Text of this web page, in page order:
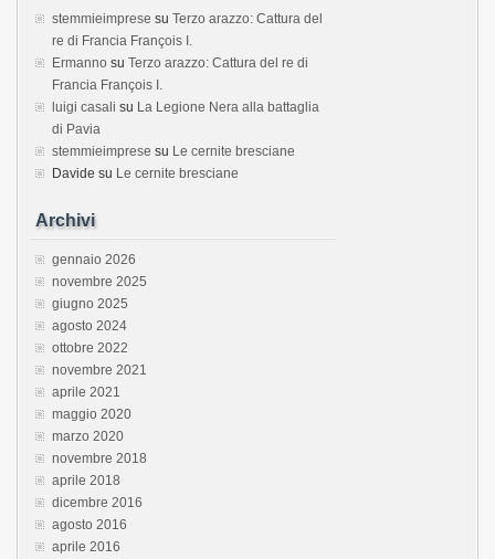
stemmieimprese su Terzo arazzo: Cattura del
re di Francia François I.
Ermanno su Terzo arazzo: Cattura del re di
Francia François I.
luigi casali su La Legione Nera alla battaglia
di Pavia
stemmieimprese su Le cernite bresciane
Davide su Le cernite bresciane
Archivi
gennaio 2026
novembre 2025
giugno 2025
agosto 2024
ottobre 2022
novembre 2021
aprile 2021
maggio 2020
marzo 2020
novembre 2018
aprile 2018
dicembre 2016
agosto 2016
aprile 2016